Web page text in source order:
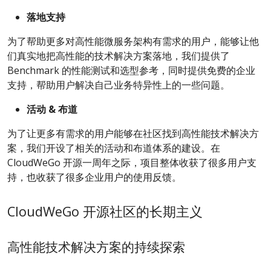
落地支持
为了帮助更多对高性能微服务架构有需求的用户，能够让他
们真实地把高性能的技术解决方案落地，我们提供了
Benchmark 的性能测试和选型参考，同时提供免费的企业
支持，帮助用户解决自己业务特异性上的一些问题。
活动 & 布道
为了让更多有需求的用户能够在社区找到高性能技术解决方
案，我们开设了相关的活动和布道体系的建设。在
CloudWeGo 开源一周年之际，项目整体收获了很多用户支
持，也收获了很多企业用户的使用反馈。
CloudWeGo 开源社区的长期主义
高性能技术解决方案的持续探索